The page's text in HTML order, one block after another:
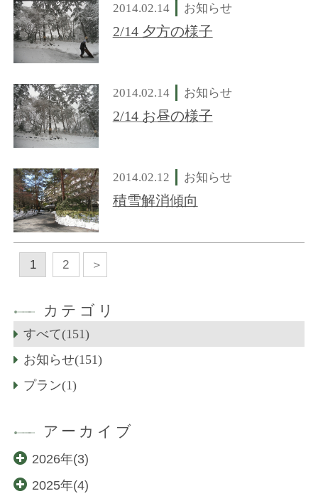
2014.02.14 お知らせ
2/14 夕方の様子
2014.02.14 お知らせ
2/14 お昼の様子
2014.02.12 お知らせ
積雪解消傾向
1 2
カテゴリ
すべて(151)
お知らせ(151)
プラン(1)
アーカイブ
2026年(3)
2025年(4)